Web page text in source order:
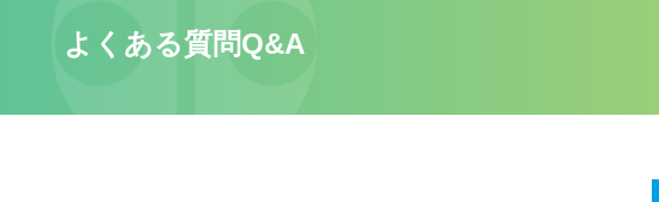
よくある質問Q&A